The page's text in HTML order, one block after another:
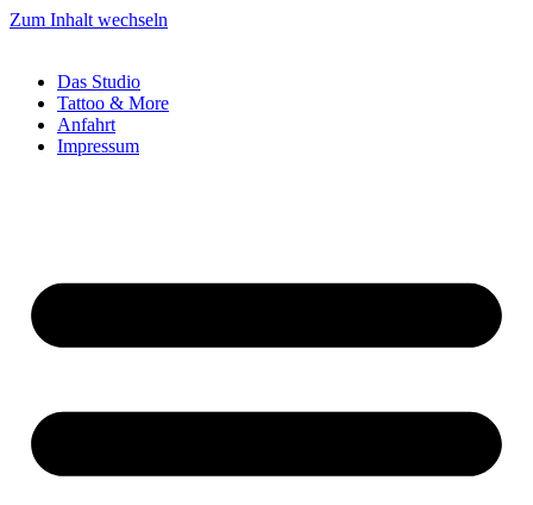
Zum Inhalt wechseln
Das Studio
Tattoo & More
Anfahrt
Impressum